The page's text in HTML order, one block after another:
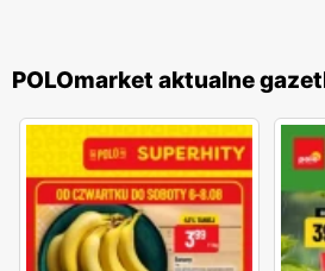
POLOmarket aktualne